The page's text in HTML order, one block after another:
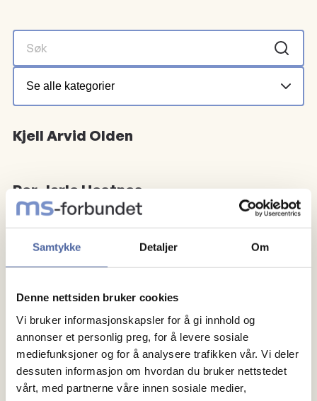
Samtykke Detaljer Om
Denne nettsiden bruker cookies
Vi bruker informasjonskapsler for å gi innhold og
annonser et personlig preg, for å levere sosiale
mediefunksjoner og for å analysere trafikken vår. Vi deler
dessuten informasjon om hvordan du bruker nettstedet
vårt, med partnerne våre innen sosiale medier,
Kjell Arvid Olden
Per Jarle Hestnes
Lene Kjønnøy
Bente Sneis
Arve Josefsen